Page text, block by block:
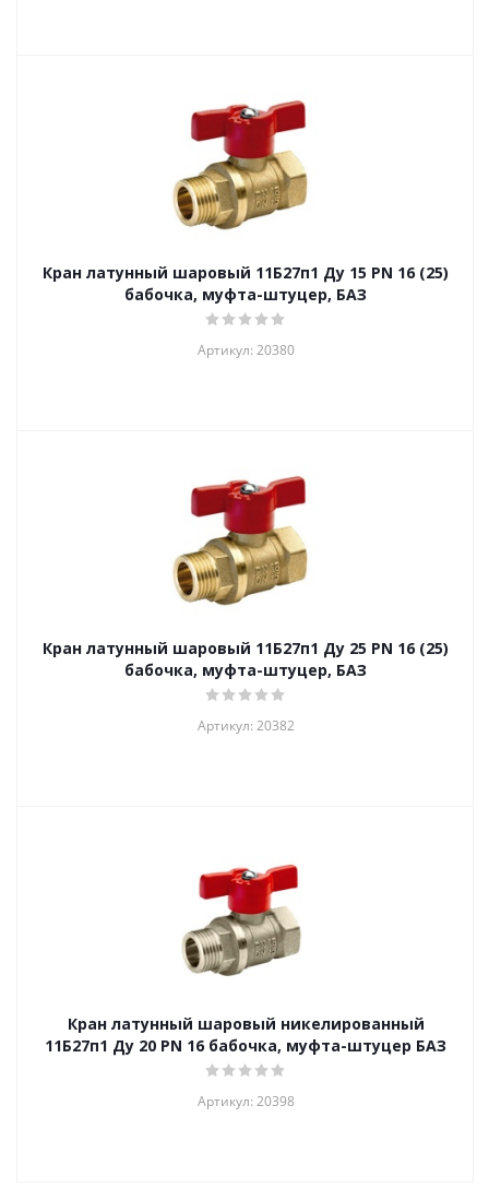
Кран латунный шаровый 11Б27п1 Ду 15 PN 16 (25)
бабочка, муфта-штуцер, БАЗ
Артикул: 20380
Кран латунный шаровый 11Б27п1 Ду 25 PN 16 (25)
бабочка, муфта-штуцер, БАЗ
Артикул: 20382
Кран латунный шаровый никелированный
11Б27п1 Ду 20 PN 16 бабочка, муфта-штуцер БАЗ
Артикул: 20398